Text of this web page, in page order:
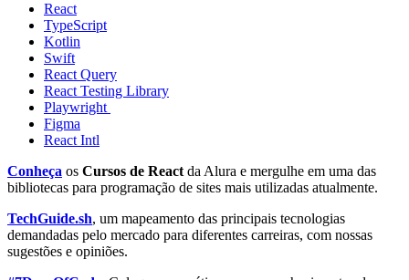
React
TypeScript
Kotlin
Swift
React Query
React Testing Library
Playwright
Figma
React Intl
Conheça os Cursos de React da Alura e mergulhe em uma das
bibliotecas para programação de sites mais utilizadas atualmente.
TechGuide.sh, um mapeamento das principais tecnologias
demandadas pelo mercado para diferentes carreiras, com nossas
sugestões e opiniões.